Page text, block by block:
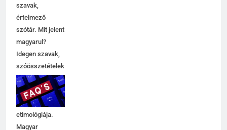
szavak,
értelmező
szótár. Mit jelent
magyarul?
Idegen szavak,
szóösszetételek
jelentése,
magyarázata,
használata,
etimológiája.
Magyar
5
6